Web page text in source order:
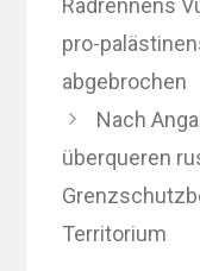
pro-
abgebrochen
Nach
überqueren
Territorium